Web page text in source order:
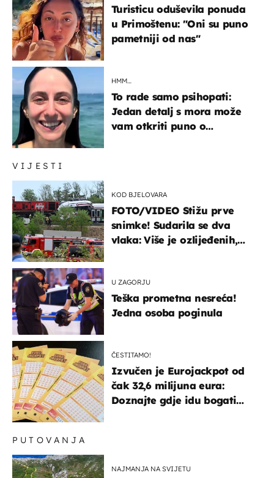
VIJESTI
KOD BJELOVARA
FOTO/VIDEO Stižu prve
snimke! Sudarila se dva
vlaka: Više je ozlijeđenih,
U ZAGORJU
Teška prometna nesreća!
Jedna osoba poginula
ČESTITAMO!
Izvučen je Eurojackpot od
čak 32,6 milijuna eura:
Doznajte gdje idu bogati
Turisticu oduševila ponuda
u Primoštenu: "Oni su puno
pametniji od nas"
HMM…
To rade samo psihopati:
Jedan detalj s mora može
vam otkriti puno o
PUTOVANJA
NAJMANJA NA SVIJETU